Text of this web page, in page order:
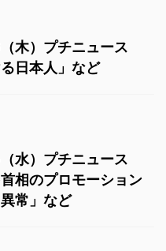
木）プチニュース
る日本人」など
水）プチニュース
首相のプロモーション
常」など